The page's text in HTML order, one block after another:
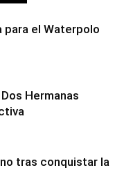
el Waterpolo
Hermanas
tras conquistar la